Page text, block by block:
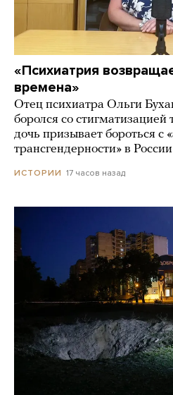
«Психиатрия
времена»
Отец психиатра Ольги
боролся со
дочь призывает бороться с
трансгендерности» в России
ИСТОРИИ 17 часов назад